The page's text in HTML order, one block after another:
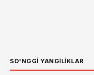
SO'NGGI YANGILIKLAR